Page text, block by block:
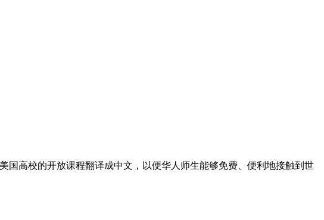
国高校的开放课程翻译成中文，以便华人师生能够免费、便利地接触到世